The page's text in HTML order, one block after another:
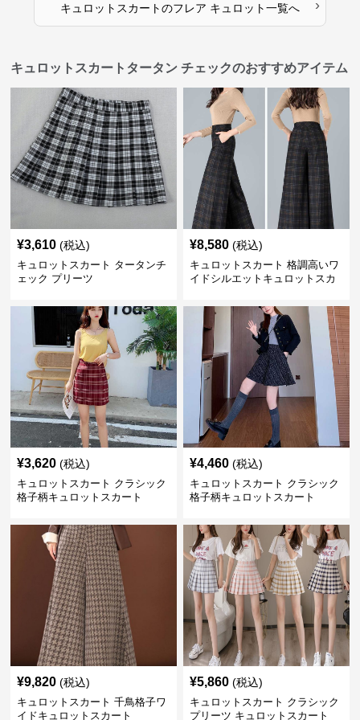
キュロットスカートのフレア キュロット一覧へ ›
キュロットスカートタータン チェックのおすすめアイテム
¥3,610 (税込)
キュロットスカート タータンチ
ェック プリーツ
¥8,580 (税込)
キュロットスカート 格調高いワ
イドシルエットキュロットスカ
¥3,620 (税込)
キュロットスカート クラシック
格子柄キュロットスカート
¥4,460 (税込)
キュロットスカート クラシック
格子柄キュロットスカート
¥9,820 (税込)
キュロットスカート 千鳥格子ワ
イドキュロットスカート
¥5,860 (税込)
キュロットスカート クラシック
プリーツ キュロットスカート